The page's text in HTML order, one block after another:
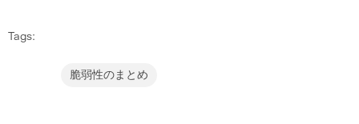
Tags:
脆弱性のまとめ